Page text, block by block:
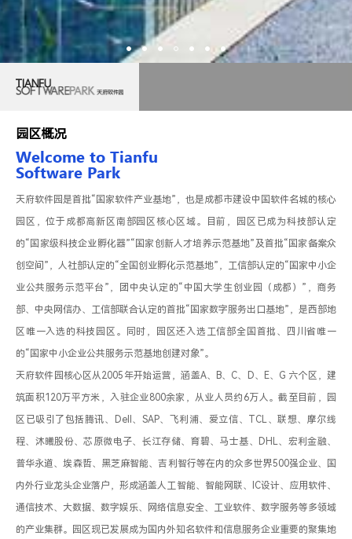
园区概况
Welcome to Tianfu
Software Park
天府软件园是首批“国家软件产业基地”，也是成都市建设中国软件名城的核心
园区，位于成都高新区南部园区核心区域。目前，园区已成为科技部认定
的“国家级科技企业孵化器”“国家创新人才培养示范基地”及首批“国家备案众
创空间”，人社部认定的“全国创业孵化示范基地”，工信部认定的“国家中小企
业公共服务示范平台”，团中央认定的“中国大学生创业园（成都）”，商务
部、中央网信办、工信部联合认定的首批“国家数字服务出口基地”，是西部地
区唯一入选的科技园区。同时，园区还入选工信部全国首批、四川省唯一
的“国家中小企业公共服务示范基地创建对象”。
天府软件园核心区从2005年开始运营，涵盖A、B、C、D、E、G 六个区，建
筑面积120万平方米，入驻企业800余家，从业人员约6万人。截至目前，园
区已吸引了包括腾讯、Dell、SAP、飞利浦、爱立信、TCL、联想、摩尔线
程、沐曦股份、芯原微电子、长江存储、育碧、马士基、DHL、宏利金融、
普华永道、埃森哲、黑芝麻智能、吉利智行等在内的众多世界500强企业、国
内外行业龙头企业落户，形成涵盖人工智能、智能网联、IC设计、应用软件、
通信技术、大数据、数字娱乐、网络信息安全、工业软件、数字服务等多领域
的产业集群。园区现已发展成为国内外知名软件和信息服务企业重要的聚集地